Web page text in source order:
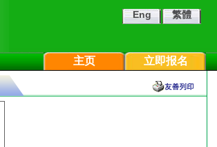
繁體
Eng
立即报名
主页